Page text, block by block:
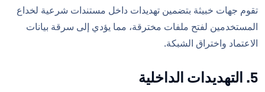
تقوم جهات خبيثة بتضمين تهديدات داخل مستندات شرعية لخداع
المستخدمين لفتح ملفات مخترقة، مما يؤدي إلى سرقة بيانات
الاعتماد واختراق الشبكة.
5. التهديدات الداخلية